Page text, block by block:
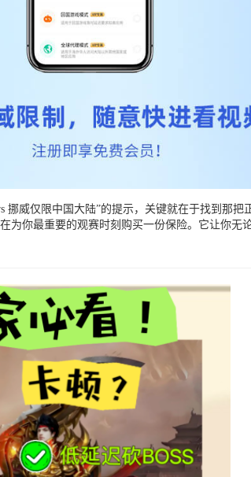
挪威仅限中国大陆”的提示，关键就在于找到那
为你最重要的观赛时刻购买一份保险。它让你